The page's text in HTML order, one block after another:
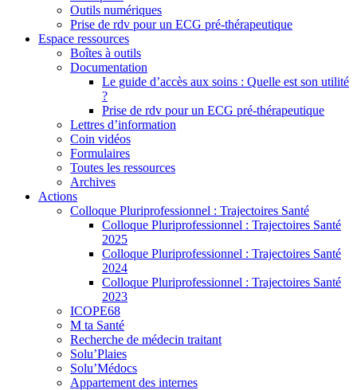
Outils numériques
Prise de rdv pour un ECG pré-thérapeutique
Espace ressources
Boîtes à outils
Documentation
Le guide d’accès aux soins : Quelle est son utilité
?
Prise de rdv pour un ECG pré-thérapeutique
Lettres d’information
Coin vidéos
Formulaires
Toutes les ressources
Archives
Actions
Colloque Pluriprofessionnel : Trajectoires Santé
Colloque Pluriprofessionnel : Trajectoires Santé
2025
Colloque Pluriprofessionnel : Trajectoires Santé
2024
Colloque Pluriprofessionnel : Trajectoires Santé
2023
ICOPE68
M ta Santé
Recherche de médecin traitant
Solu’Plaies
Solu’Médocs
Appartement des internes